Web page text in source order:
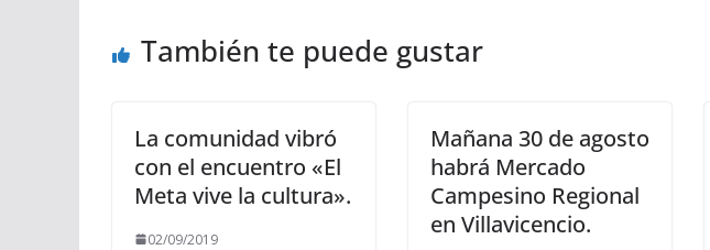
También te puede gustar
La comunidad vibró
con el encuentro «El
Meta vive la cultura».
02/09/2019
Mañana 30 de agosto
habrá Mercado
Campesino Regional
en Villavicencio.